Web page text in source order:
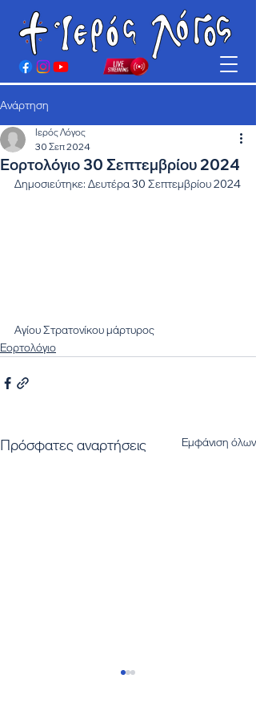
Ανάρτηση
Εορτολόγιο 30 Σεπτεμβρίου 2024
Ιερός Λόγος
30 Σεπ 2024
Δημοσιεύτηκε: Δευτέρα 30 Σεπτεμβρίου 2024
Αγίου Στρατονίκου μάρτυρος
Εορτολόγιο
Πρόσφατες αναρτήσεις Εμφάνιση όλων